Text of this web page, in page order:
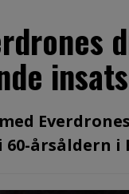
årsåldern i